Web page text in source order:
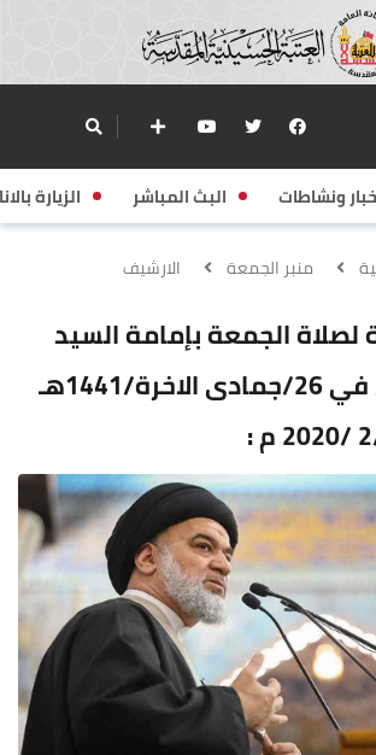
ونشاطات البث المباشر الزيارة
منبر الجمعة الارشيف
لصلاة الجمعة بإمامة السيد
احمد الصافي في 26/جمادى الاخرة/1441هـ